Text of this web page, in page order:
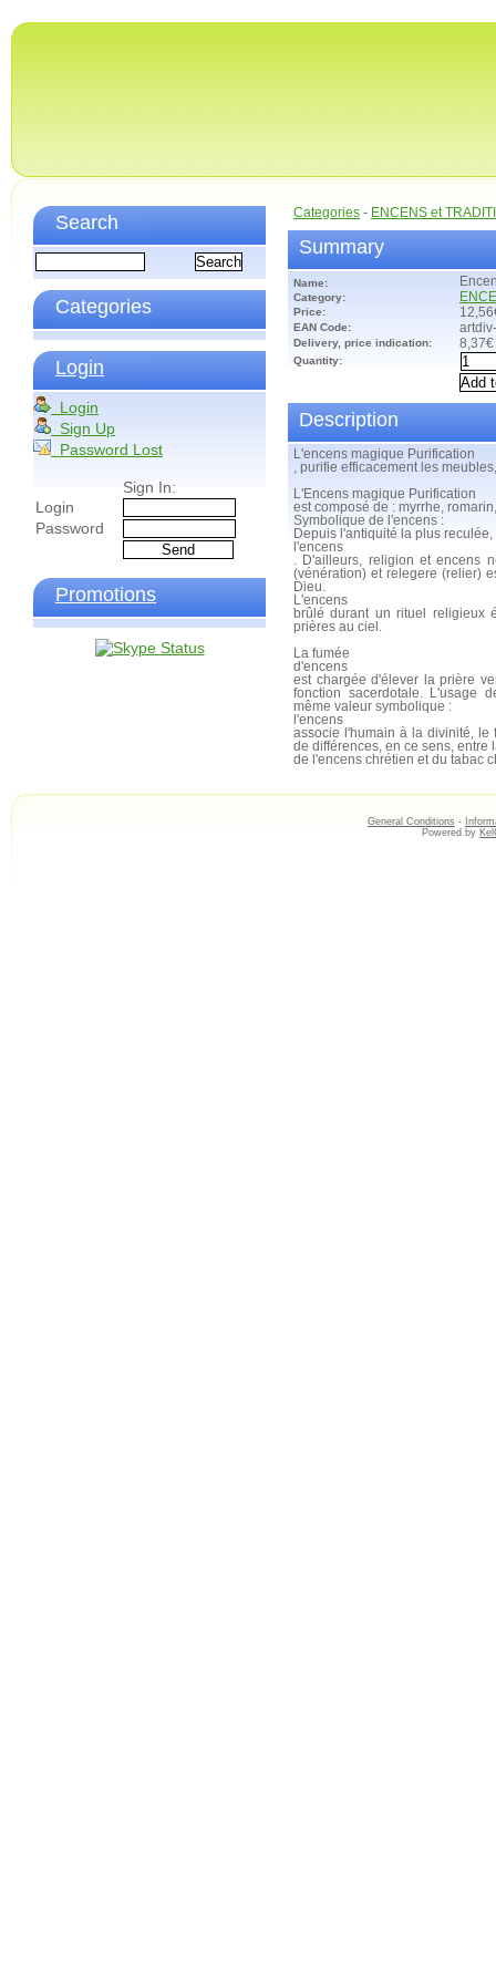
Search
Categories
Login
Login
Sign Up
Password Lost
Sign In:
Login
Password
Promotions
Categories - ENCENS et
Summary
Name:
Category:
Price:
EAN Code:
Delivery, price indication: 8,37€
Quantity:
Description
L'encens magique Purification
, purifie efficacement les
L'Encens magique Purification
est composé de : myrrhe,
Symbolique de l'encens :
Depuis l'antiquité la plus
l'encens
. D'ailleurs, religion et encens
(vénération) et relegere (relier)
Dieu.
L'encens
brûlé durant un rituel religieux
prières au ciel.
La fumée
d'encens
est chargée d'élever la prière
fonction sacerdotale. L'usage
même valeur symbolique :
l'encens
associe l'humain à la divinité, le
de différences, en ce sens,
de l'encens chrétien et du tabac
General Conditions -
Powered by